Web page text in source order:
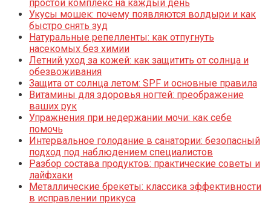
простой комплекс на каждый день
Укусы мошек: почему появляются волдыри и как
быстро снять зуд
Натуральные репелленты: как отпугнуть
насекомых без химии
Летний уход за кожей: как защитить от солнца и
обезвоживания
Защита от солнца летом: SPF и основные правила
Витамины для здоровья ногтей: преображение
ваших рук
Упражнения при недержании мочи: как себе
помочь
Интервальное голодание в санатории: безопасный
подход под наблюдением специалистов
Разбор состава продуктов: практические советы и
лайфхаки
Металлические брекеты: классика эффективности
в исправлении прикуса